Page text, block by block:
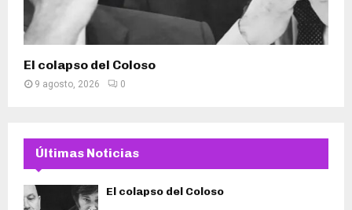
El colapso del Coloso
9 agosto, 2026 0
Últimas Noticias
El colapso del Coloso